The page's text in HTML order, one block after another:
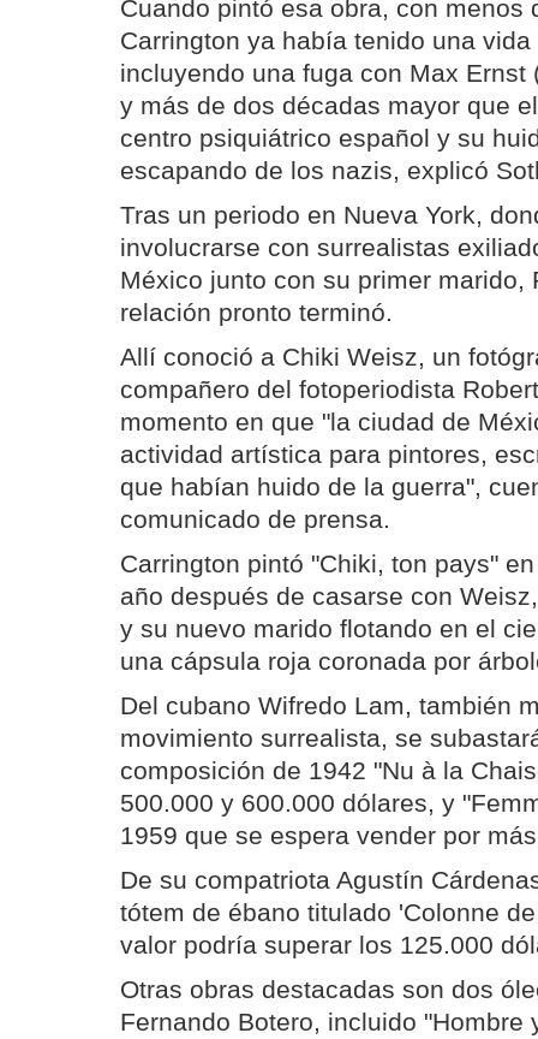
Cuando pintó esa obra, con menos
Carrington ya había tenido una
incluyendo una fuga con Max Ernst
y más de dos décadas mayor que
centro psiquiátrico español y su
escapando de los nazis, explicó
Tras un periodo en Nueva York,
involucrarse con surrealistas
México junto con su primer marido,
relación pronto terminó.
Allí conoció a Chiki Weisz, un
compañero del fotoperiodista
momento en que "la ciudad de
actividad artística para pintores,
que habían huido de la guerra",
comunicado de prensa.
Carrington pintó "Chiki, ton pays"
año después de casarse con
y su nuevo marido flotando en el
una cápsula roja coronada por
Del cubano Wifredo Lam, también
movimiento surrealista, se
composición de 1942 "Nu à la
500.000 y 600.000 dólares, y
1959 que se espera vender por
De su compatriota Agustín
tótem de ébano titulado 'Colonne
valor podría superar los 125.000
Otras obras destacadas son dos
Fernando Botero, incluido "Hombre